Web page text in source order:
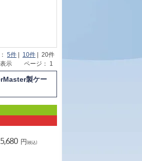
5件 | 10件 | 20件
表示 ページ： 1
製ケー
円(税込)